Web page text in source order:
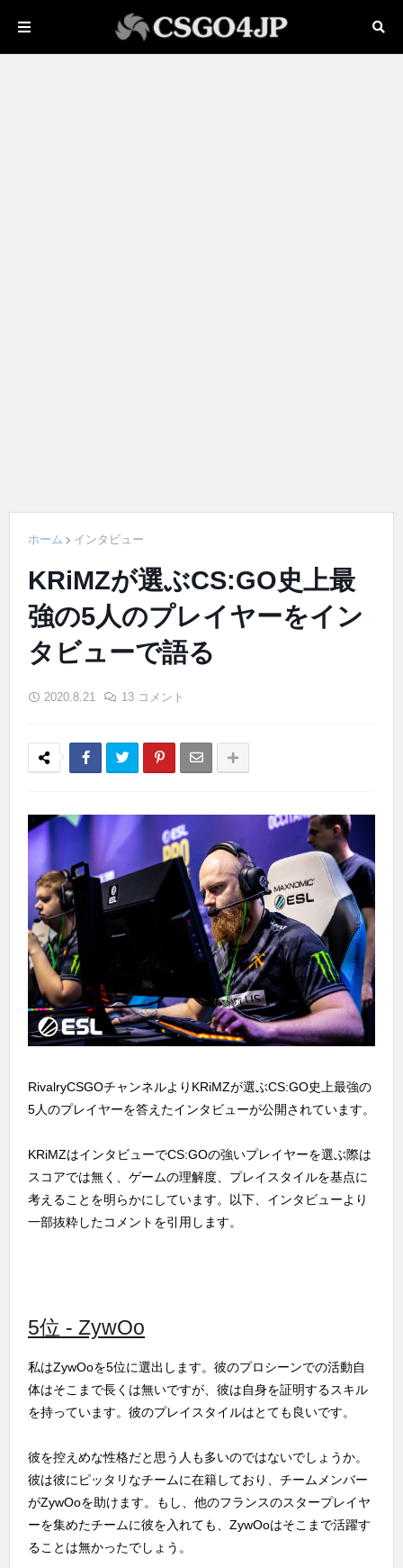
ホーム インタビュー
KRiMZが選ぶCS:GO史上最
強の5人のプレイヤーをイン
タビューで語る
2020.8.21 13 コメント
RivalryCSGOチャンネルよりKRiMZが選ぶCS:GO史上最強の
5人のプレイヤーを答えたインタビューが公開されています。
KRiMZはインタビューでCS:GOの強いプレイヤーを選ぶ際は
スコアでは無く、ゲームの理解度、プレイスタイルを基点に
考えることを明らかにしています。以下、インタビューより
一部抜粋したコメントを引用します。
5位 - ZywOo
私はZywOoを5位に選出します。彼のプロシーンでの活動自
体はそこまで長くは無いですが、彼は自身を証明するスキル
を持っています。彼のプレイスタイルはとても良いです。
彼を控えめな性格だと思う人も多いのではないでしょうか。
彼は彼にピッタリなチームに在籍しており、チームメンバー
がZywOoを助けます。もし、他のフランスのスタープレイヤ
ーを集めたチームに彼を入れても、ZywOoはそこまで活躍す
ることは無かったでしょう。